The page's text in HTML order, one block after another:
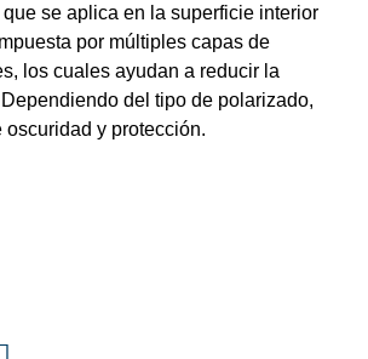
se aplica en la superficie interior
por múltiples capas de
los cuales ayudan a reducir la
del tipo de polarizado,
y protección.